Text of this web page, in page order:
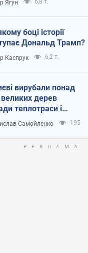
Ягун 6,8 т.
боці історії
Дональд Трамп?
Каспрук 6,2 т.
вирубали понад
дерев
теплотраси і
Генплану
Самойленко 195